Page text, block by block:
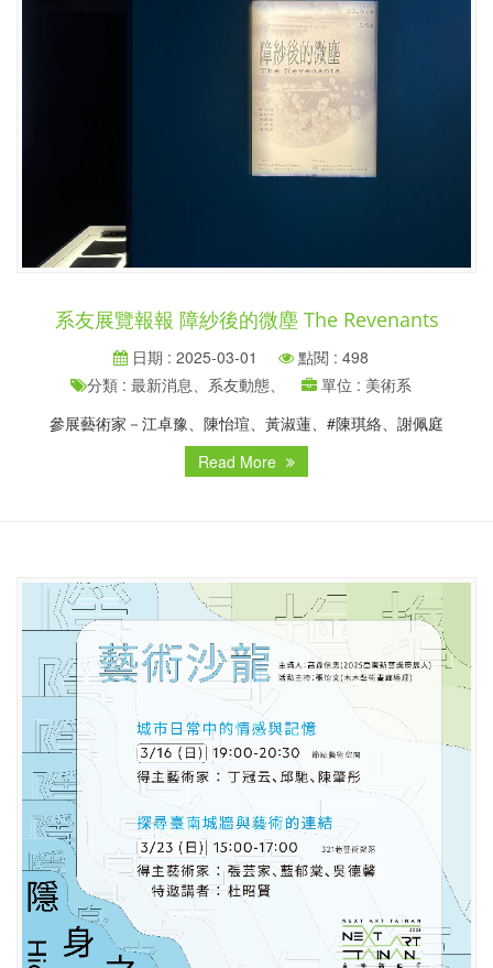
系友展覽報報 障紗後的微塵 The Revenants
日期 : 2025-03-01
點閱 : 498
分類 : 最新消息、系友動態、
單位 : 美術系
參展藝術家－​江卓豫、陳怡瑄、黃淑蓮、#陳琪絡、謝佩庭
Read More